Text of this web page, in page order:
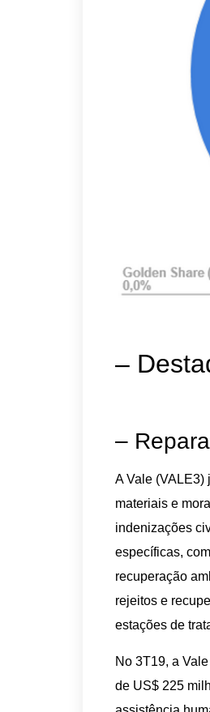
–
–
A Vale (VALE3)
materiais e
indenizações
específicas,
recuperação
rejeitos e
estações de
No 3T19, a
de US$ 225